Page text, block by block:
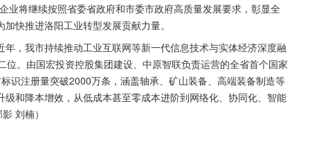
业将继续按照省委省政府和市委市政府高质量发展要求，彰显全
快推进洛阳工业转型发展贡献力量。
，我市持续推动工业互联网等新一代信息技术与实体经济深度融
。由国宏投资控股集团建设、中原智联负责运营的全省首个国家
识注册量突破2000万条，涵盖轴承、矿山装备、高端装备制造等
和降本增效，从低成本甚至零成本进阶到网络化、协同化、智能
刘楠）